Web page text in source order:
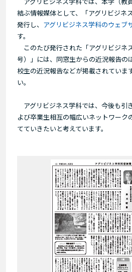
結ぶ情報媒体として、「アグリビジネ
発行し、 アグリビジネス学科のウェブ
す。
このたび発行された「アグリビジネ
号）」には、同窓生からの近況報告の
校生の近況報告などが掲載されていま
い。
アグリビジネス学科では、今後も引
よび卒業生相互の幅広いネットワーク
てていきたいと考えています。